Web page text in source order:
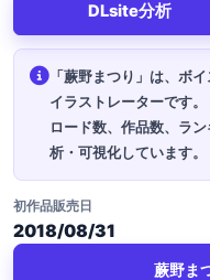
DLsite分析
「蕨野まつり」は、ボ
イラストレーターです。
ロード数、作品数、ラ
析・可視化しています。
初作品販売日
2018/08/31
蕨野ま